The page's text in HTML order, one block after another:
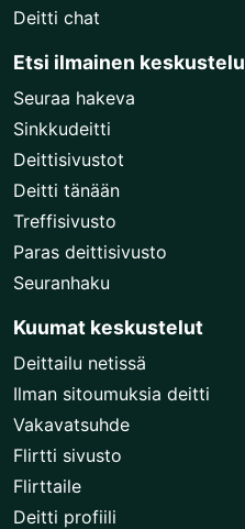
Deitti chat
Etsi ilmainen keskustelu
Seuraa hakeva
Sinkkudeitti
Deittisivustot
Deitti tänään
Treffisivusto
Paras deittisivusto
Seuranhaku
Kuumat keskustelut
Deittailu netissä
Ilman sitoumuksia deitti
Vakavatsuhde
Flirtti sivusto
Flirttaile
Deitti profiili